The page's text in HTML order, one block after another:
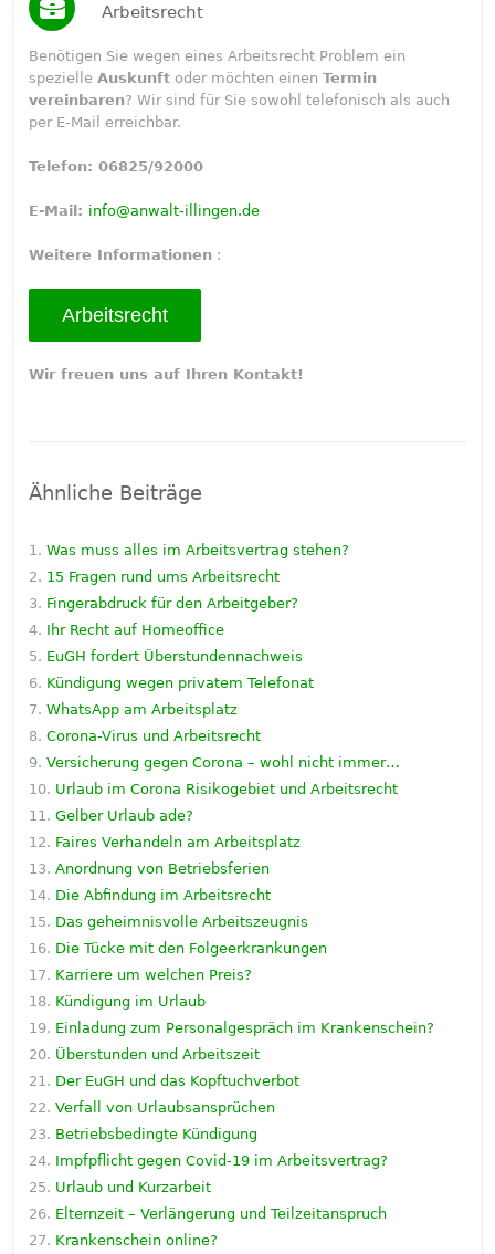
Arbeitsrecht
Benötigen Sie wegen eines Arbeitsrecht Problem ein
spezielleAuskunft oder möchten einenTermin
vereinbaren? Wir sind für Sie sowohl telefonisch als auch
per E-Mail erreichbar.
Telefon: 06825/92000
E-Mail: info@anwalt-illingen.de
Weitere Informationen :
Arbeitsrecht
Wir freuen uns auf Ihren Kontakt!
Ähnliche Beiträge
Was muss alles im Arbeitsvertrag stehen?
15 Fragen rund ums Arbeitsrecht
Fingerabdruck für den Arbeitgeber?
Ihr Recht auf Homeoffice
EuGH fordert Überstundennachweis
Kündigung wegen privatem Telefonat
WhatsApp am Arbeitsplatz
Corona-Virus und Arbeitsrecht
Versicherung gegen Corona – wohl nicht immer…
Urlaub im Corona Risikogebiet und Arbeitsrecht
Gelber Urlaub ade?
Faires Verhandeln am Arbeitsplatz
Anordnung von Betriebsferien
Die Abfindung im Arbeitsrecht
Das geheimnisvolle Arbeitszeugnis
Die Tücke mit den Folgeerkrankungen
Karriere um welchen Preis?
Kündigung im Urlaub
Einladung zum Personalgespräch im Krankenschein?
Überstunden und Arbeitszeit
Der EuGH und das Kopftuchverbot
Verfall von Urlaubsansprüchen
Betriebsbedingte Kündigung
Impfpflicht gegen Covid-19 im Arbeitsvertrag?
Urlaub und Kurzarbeit
Elternzeit – Verlängerung und Teilzeitanspruch
Krankenschein online?